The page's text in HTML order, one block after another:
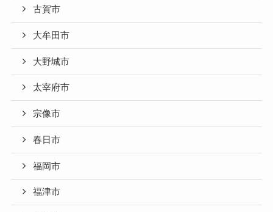
古賀市
大牟田市
大野城市
太宰府市
宗像市
春日市
福岡市
福津市